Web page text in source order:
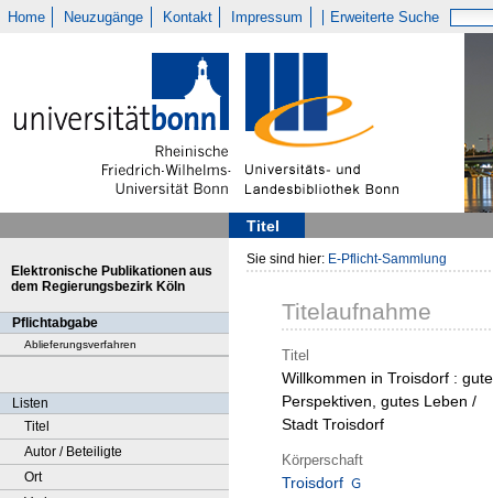
Home Neuzugänge Kontakt Impressum Erweiterte Suche
Titel
Elektronische Publikationen aus
dem Regierungsbezirk Köln
Pflichtabgabe
Ablieferungsverfahren
Listen
Titel
Autor / Beteiligte
Ort
Sie sind hier: E-Pflicht-Sammlung
Titelaufnahme
Titel
Willkommen in Troisdorf : gute
Perspektiven, gutes Leben /
Stadt Troisdorf
Körperschaft
Troisdorf